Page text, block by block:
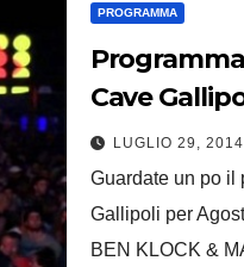
PROGRAMMA
Cave
LUGLIO 29, 2014
Guardate un po il
Gallipoli per
BEN KLOCK &